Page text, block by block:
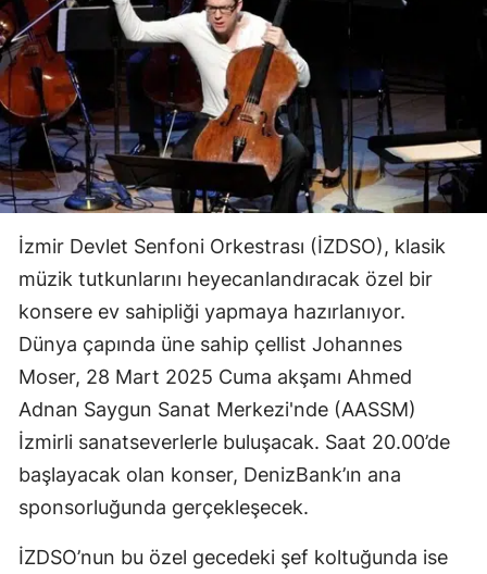
Burdur
Bursa
Çanakkale
Çorum
Denizli
Edirne
Elazığ
İzmir Devlet Senfoni Orkestrası (İZDSO), klasik
müzik tutkunlarını heyecanlandıracak özel bir
konsere ev sahipliği yapmaya hazırlanıyor.
Dünya çapında üne sahip çellist Johannes
Moser, 28 Mart 2025 Cuma akşamı Ahmed
Adnan Saygun Sanat Merkezi'nde (AASSM)
İzmirli sanatseverlerle buluşacak. Saat 20.00’de
başlayacak olan konser, DenizBank’ın ana
sponsorluğunda gerçekleşecek.
İZDSO’nun bu özel gecedeki şef koltuğunda ise